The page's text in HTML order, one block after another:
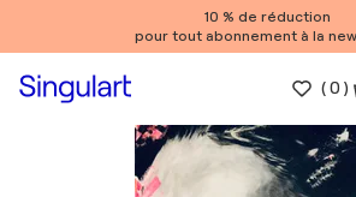
10 % de réduction
pour tout abonnement à la
(0 )